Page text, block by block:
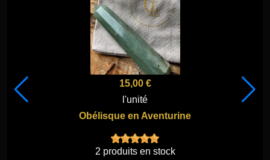
15,00 €
l'unité
Obélisque en Aventurine
2 produits en stock